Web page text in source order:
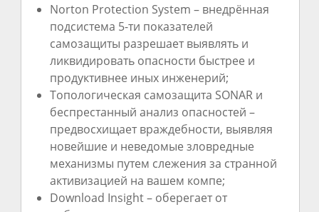
Norton Protection System – внедрённая
подсистема 5-ти показателей
самозащиты разрешает выявлять и
ликвидировать опасности быстрее и
продуктивнее иных инженерий;
Топологическая самозащита SONAR и
беспрестанный анализ опасностей –
предвосхищает враждебности, выявляя
новейшие и неведомые зловредные
механизмы путем слежения за странной
активизацией на вашем компе;
Download Insight – оберегает от